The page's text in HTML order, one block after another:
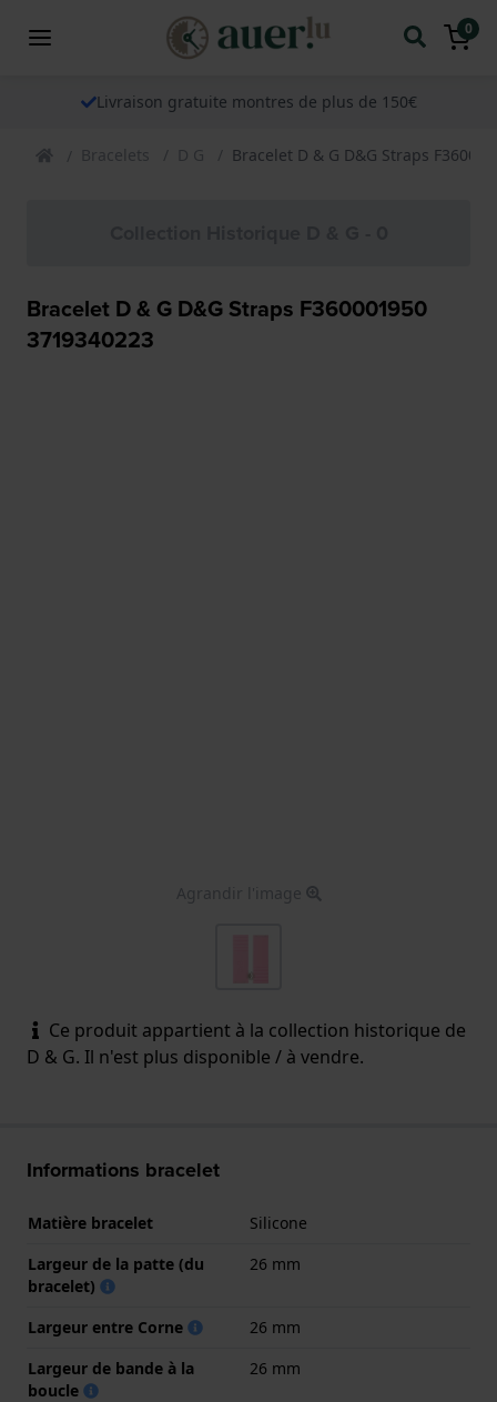
0
Livraison gratuite montres de plus de 150€
Bracelets D G Bracelet D & G D&G Straps
Bracelet D & G D&G Straps F360001950
3719340223
Agrandir l'image
Ce produit appartient à la collection historique de
D & G. Il n'est plus disponible / à vendre.
Informations bracelet
Matière bracelet
Silicone
Largeur de la patte (du
bracelet)
26 mm
Largeur entre Corne
26 mm
Largeur de bande à la
boucle
26 mm